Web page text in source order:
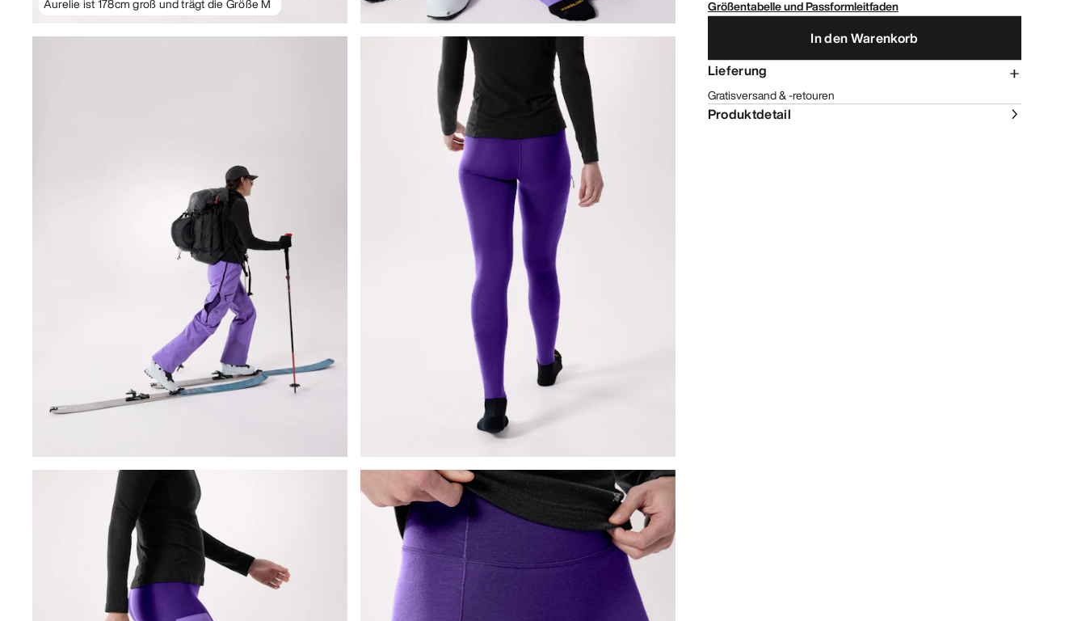
Aurelie ist 178cm groß und trägt die Größe M
Größentabelle und Passformleitfaden
In den Warenkorb
Lieferung
Gratisversand & -retouren
Produktdetail